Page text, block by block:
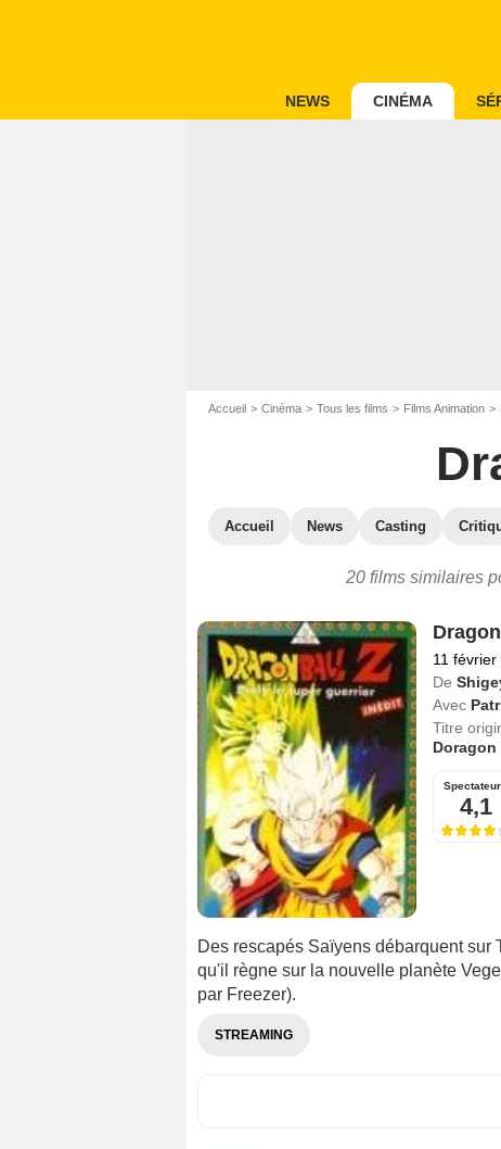
NEWS CINÉMA
Accueil Cinéma Tous les films Films Animation
Accueil News Casting
20 films similaires
11 février
De
Avec
Titre
4,1
Des rescapés Saïyens débarquent sur
qu'il règne sur la nouvelle planète
par Freezer).
STREAMING